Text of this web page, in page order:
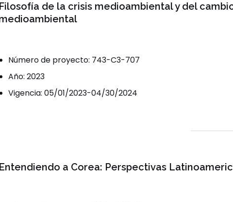
Filosofía de la crisis medioambiental y del
Número de proyecto: 743-C3-707
Año: 2023
Vigencia: 05/01/2023-04/30/2024
Entendiendo a Corea: Perspectivas